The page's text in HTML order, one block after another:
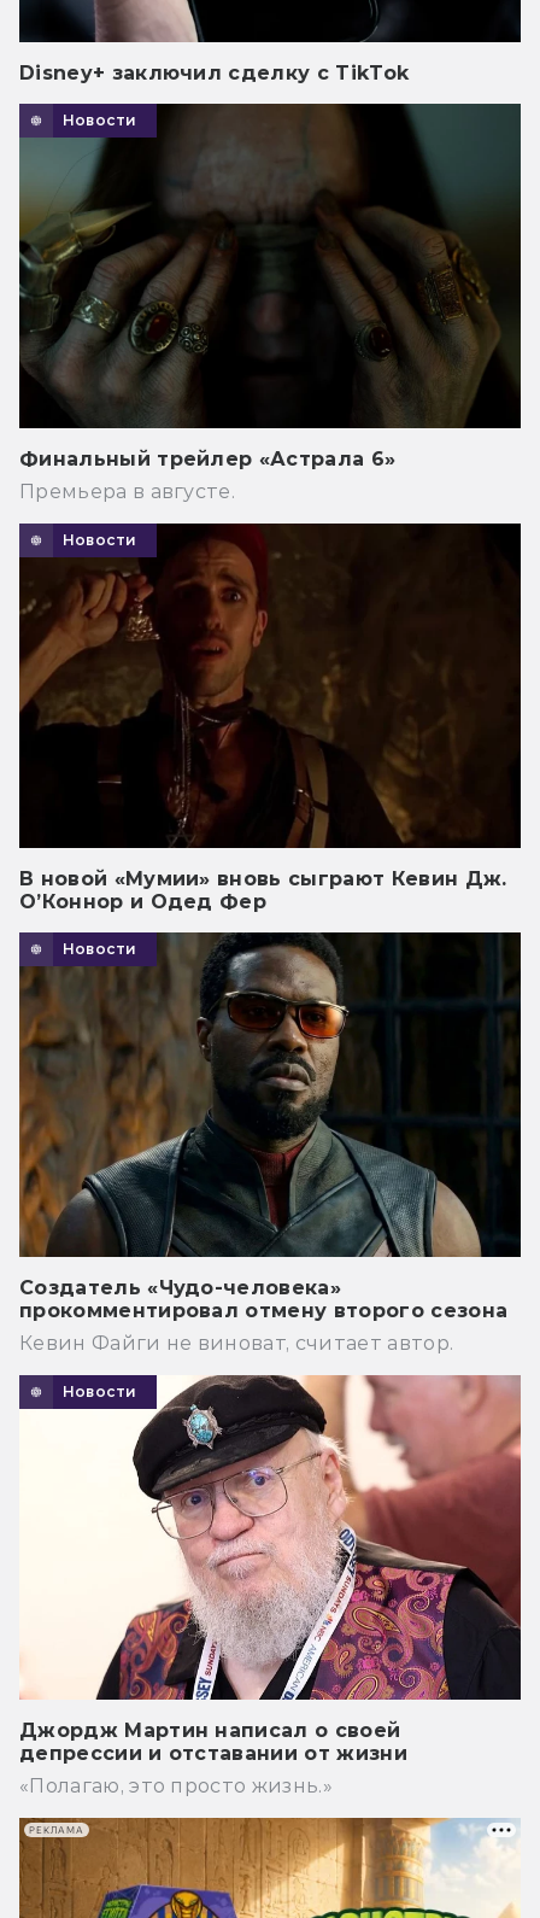
Disney+ заключил сделку с TikTok
Новости
Финальный трейлер «Астрала 6»
Премьера в августе.
Новости
В новой «Мумии» вновь сыграют Кевин Дж.
О’Коннор и Одед Фер
Новости
Создатель «Чудо-человека»
прокомментировал отмену второго сезона
Кевин Файги не виноват, считает автор.
Новости
Джордж Мартин написал о своей
депрессии и отставании от жизни
«Полагаю, это просто жизнь.»
РЕКЛАМА